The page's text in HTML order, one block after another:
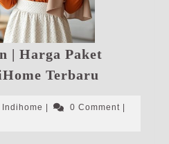
| Harga Paket
Terbaru
|
Indihome Indihome
| 0 Comment |